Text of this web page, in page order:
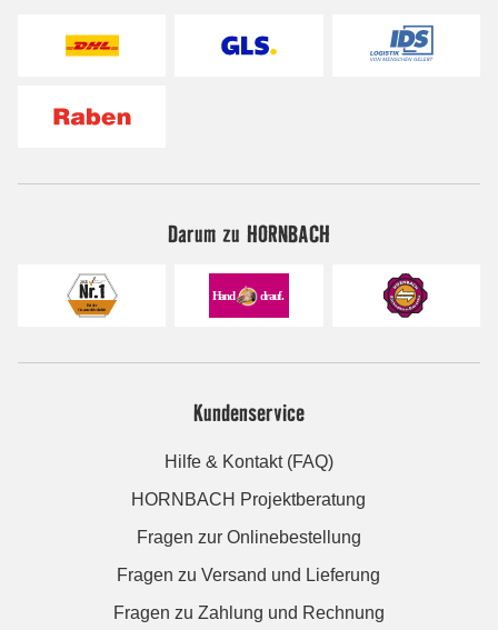
Darum zu HORNBACH
Kundenservice
Hilfe & Kontakt (FAQ)
HORNBACH Projektberatung
Fragen zur Onlinebestellung
Fragen zu Versand und Lieferung
Fragen zu Zahlung und Rechnung